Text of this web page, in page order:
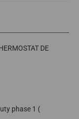
DE
phase 1 (